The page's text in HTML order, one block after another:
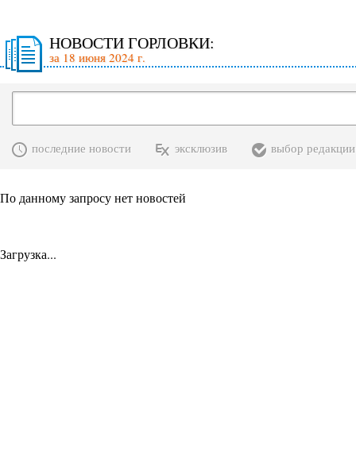
НОВОСТИ ГОРЛОВКИ:
за 18 июня 2024 г.
последние новости эксклюзив выбор редакции
По данному запросу нет новостей
Загрузка...